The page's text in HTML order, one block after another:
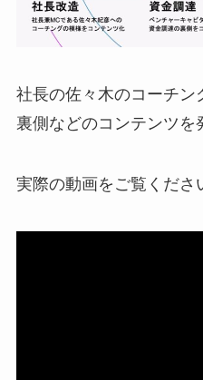
社長の佐々木のコーチン
裏側などのコンテンツを
実際の動画をご覧くださ